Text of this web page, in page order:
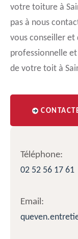
votre toiture à
pas à nous
vous conseiller et
professionnelle
de votre toit à
Téléphone:
02 52 56 17 61
Email: